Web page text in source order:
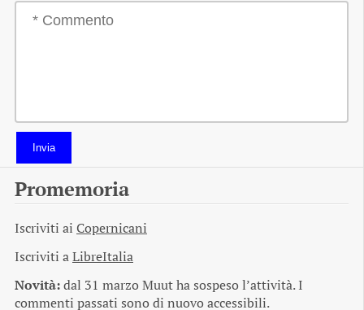
Invia
Promemoria
Iscriviti ai Copernicani
Iscriviti aLibreItalia
Novità:dal 31 marzo Muut ha sospeso l’attività. I
commenti passati sono di nuovo accessibili.